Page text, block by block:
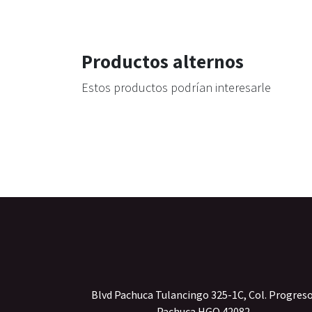
Productos alternos
Estos productos podrían interesarle
Blvd Pachuca Tulancingo 325-1C, Col.